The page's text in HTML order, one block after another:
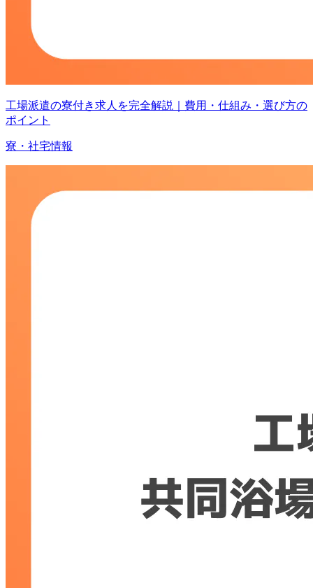
工場派遣の寮付き求人を完全解説｜費用・仕組み・選び方の
ポイント
寮・社宅情報